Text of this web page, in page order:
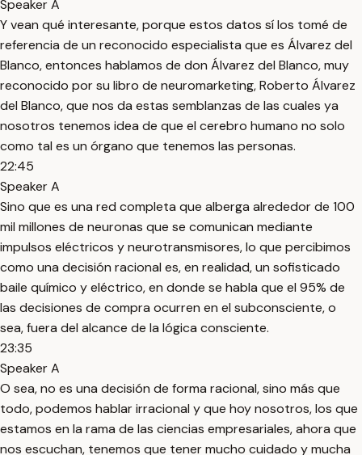
Speaker A
Y vean qué interesante, porque estos datos sí los tomé de
referencia de un reconocido especialista que es Álvarez del
Blanco, entonces hablamos de don Álvarez del Blanco, muy
reconocido por su libro de neuromarketing, Roberto Álvarez
del Blanco, que nos da estas semblanzas de las cuales ya
nosotros tenemos idea de que el cerebro humano no solo
como tal es un órgano que tenemos las personas.
22:45
Speaker A
Sino que es una red completa que alberga alrededor de 100
mil millones de neuronas que se comunican mediante
impulsos eléctricos y neurotransmisores, lo que percibimos
como una decisión racional es, en realidad, un sofisticado
baile químico y eléctrico, en donde se habla que el 95% de
las decisiones de compra ocurren en el subconsciente, o
sea, fuera del alcance de la lógica consciente.
23:35
Speaker A
O sea, no es una decisión de forma racional, sino más que
todo, podemos hablar irracional y que hoy nosotros, los que
estamos en la rama de las ciencias empresariales, ahora que
nos escuchan, tenemos que tener mucho cuidado y mucha